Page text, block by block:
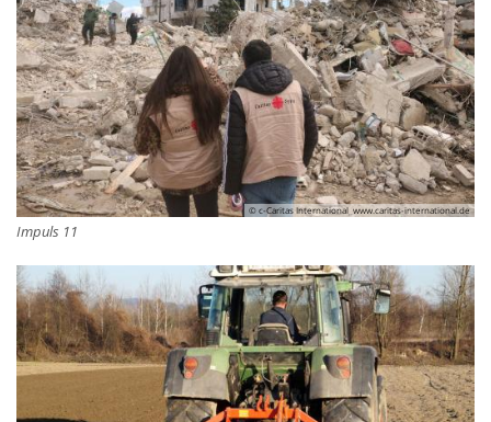
© c-Caritas International_www.caritas-international.de
Impuls 11